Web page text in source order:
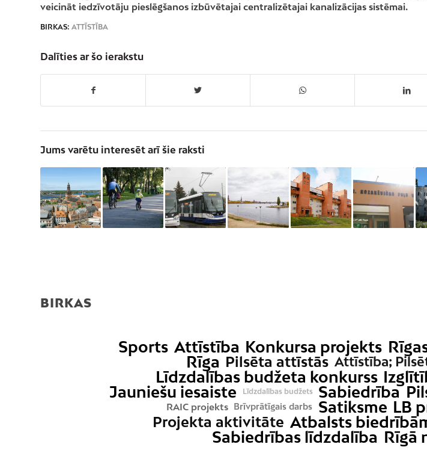
veicināt iedzīvotāju pieslēgšanos izbūvētajai centralizētajai kanalizācijas sistēmai.
BIRKAS: ATTĪSTĪBA
Dalīties ar šo ierakstu
Jums varētu interesēt arī šie raksti
BIRKAS
Sports Attīstība Konkursa projekts
Rīga Pilsēta attīstās Attīstība;
Līdzdalības budžeta konkurss
Jauniešu iesaiste
Līdzdalības budžets Sabiedrība
RAIC projekts Brīvprātīgais darbs Satiksme LB
Projekta aktivitāte Atbalsts
Sabiedrības līdzdalība Rīgā